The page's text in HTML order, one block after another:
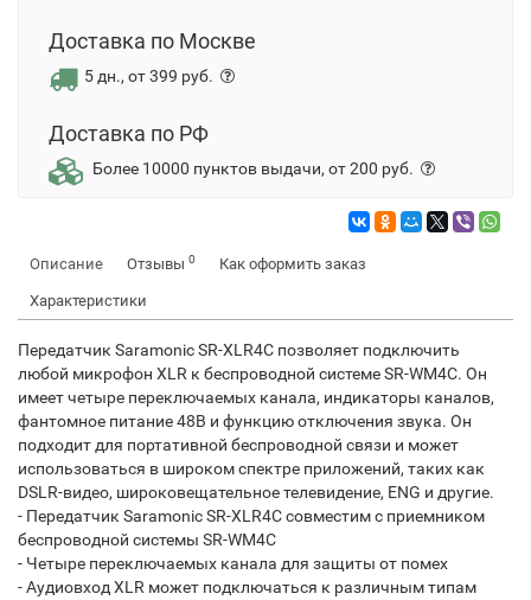
Доставка по Москве
5 дн., от 399 руб.
Доставка по РФ
Более 10000 пунктов выдачи, от 200 руб.
Описание Отзывы 0 Как оформить заказ
Характеристики
Передатчик Saramonic SR-XLR4C позволяет подключить
любой микрофон XLR к беспроводной системе SR-WM4C. Он
имеет четыре переключаемых канала, индикаторы каналов,
фантомное питание 48В и функцию отключения звука. Он
подходит для портативной беспроводной связи и может
использоваться в широком спектре приложений, таких как
DSLR-видео, широковещательное телевидение, ENG и другие.
- Передатчик Saramonic SR-XLR4C совместим с приемником
беспроводной системы SR-WM4C
- Четыре переключаемых канала для защиты от помех
- Аудиовход XLR может подключаться к различным типам